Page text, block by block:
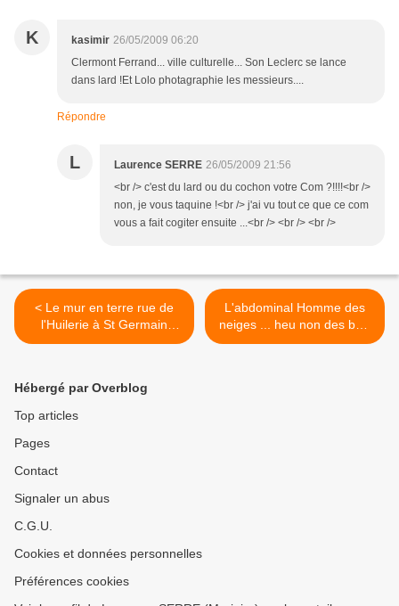
K kasimir 26/05/2009 06:20
Clermont Ferrand... ville culturelle... Son Leclerc se lance
dans lard !Et Lolo photagraphie les messieurs....
Répondre
L Laurence SERRE 26/05/2009 21:56
<br /> c'est du lard ou du cochon votre Com ?!!!!<br />
non, je vous taquine !<br /> j'ai vu tout ce que ce com
vous a fait cogiter ensuite ...<br /> <br /> <br />
< Le mur en terre rue de
l'Huilerie à St Germain
Lembron s'effondre ...
L'abdominal Homme des
neiges ... heu non des bois
pardon ! >
Hébergé par Overblog
Top articles
Pages
Contact
Signaler un abus
C.G.U.
Cookies et données personnelles
Préférences cookies